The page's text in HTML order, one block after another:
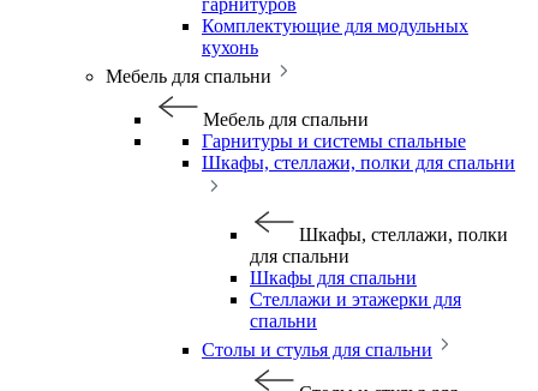
гарнитуров
Комплектующие для модульных
кухонь
Мебель для спальни
Мебель для спальни
Гарнитуры и системы спальные
Шкафы, стеллажи, полки для спальни
Шкафы, стеллажи, полки
для спальни
Шкафы для спальни
Стеллажи и этажерки для
спальни
Столы и стулья для спальни